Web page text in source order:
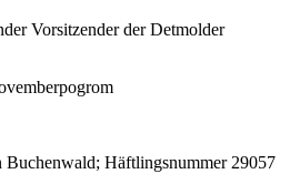
Vorsitzender der Detmolder
Buchenwald; Häftlingsnummer 29057